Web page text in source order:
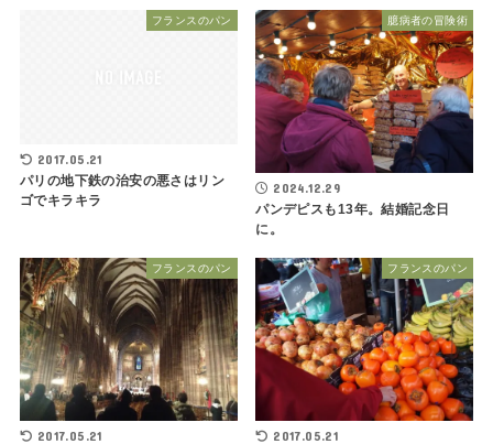
フランスのパン
2017.05.21
パリの地下鉄の治安の悪さはリン
ゴでキラキラ
臆病者の冒険術
2024.12.29
パンデピスも13年。結婚記念日
に。
フランスのパン
2017.05.21
フランスのパン
2017.05.21